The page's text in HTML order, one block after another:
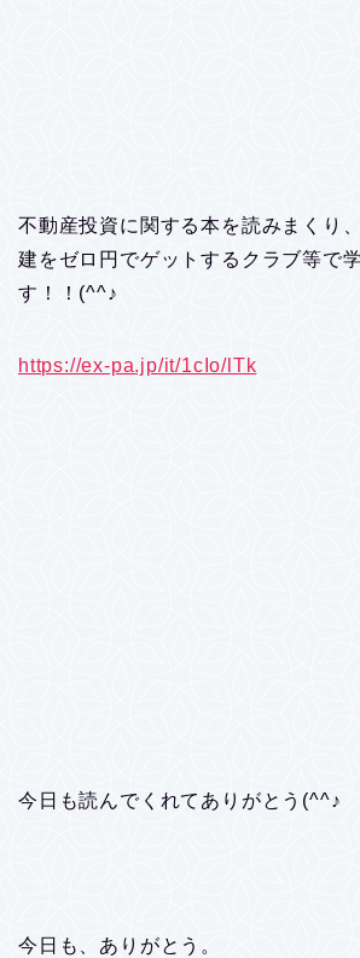
不動産投資に関する本を読みまくり
建をゼロ円でゲットするクラブ等で
す！！(^^♪
https://ex-pa.jp/it/1cIo/lTk
今日も読んでくれてありがとう(^^♪
今日も、ありがとう。